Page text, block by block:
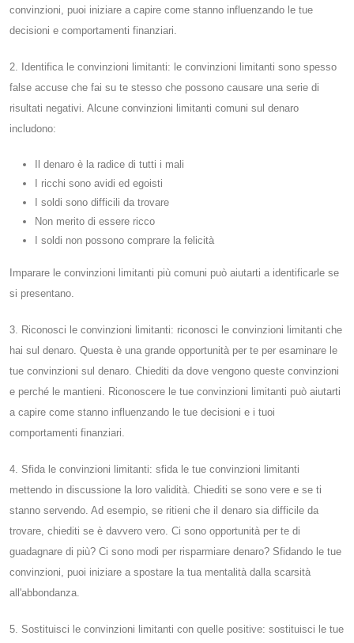
convinzioni, puoi iniziare a capire come stanno influenzando le tue
decisioni e comportamenti finanziari.
2. Identifica le convinzioni limitanti: le convinzioni limitanti sono spesso
false accuse che fai su te stesso che possono causare una serie di
risultati negativi. Alcune convinzioni limitanti comuni sul denaro
includono:
Il denaro è la radice di tutti i mali
I ricchi sono avidi ed egoisti
I soldi sono difficili da trovare
Non merito di essere ricco
I soldi non possono comprare la felicità
Imparare le convinzioni limitanti più comuni può aiutarti a identificarle se
si presentano.
3. Riconosci le convinzioni limitanti: riconosci le convinzioni limitanti che
hai sul denaro. Questa è una grande opportunità per te per esaminare le
tue convinzioni sul denaro. Chiediti da dove vengono queste convinzioni
e perché le mantieni. Riconoscere le tue convinzioni limitanti può aiutarti
a capire come stanno influenzando le tue decisioni e i tuoi
comportamenti finanziari.
4. Sfida le convinzioni limitanti: sfida le tue convinzioni limitanti
mettendo in discussione la loro validità. Chiediti se sono vere e se ti
stanno servendo. Ad esempio, se ritieni che il denaro sia difficile da
trovare, chiediti se è davvero vero. Ci sono opportunità per te di
guadagnare di più? Ci sono modi per risparmiare denaro? Sfidando le tue
convinzioni, puoi iniziare a spostare la tua mentalità dalla scarsità
all'abbondanza.
5. Sostituisci le convinzioni limitanti con quelle positive: sostituisci le tue